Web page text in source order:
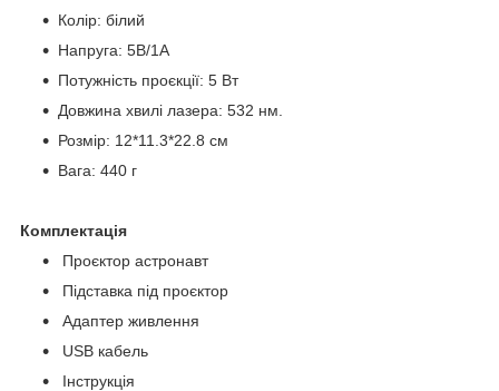
Колір: білий
Напруга: 5В/1А
Потужність проєкції: 5 Вт
Довжина хвилі лазера: 532 нм.
Розмір: 12*11.3*22.8 см
Вага: 440 г
Комплектація
Проєктор астронавт
Підставка під проєктор
Адаптер живлення
USB кабель
Інструкція